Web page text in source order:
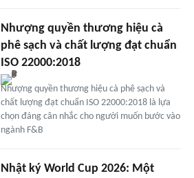
Nhượng quyền thương hiệu cà
phê sạch và chất lượng đạt chuẩn
ISO 22000:2018
Nhượng quyền thương hiệu cà phê sạch và
chất lượng đạt chuẩn ISO 22000:2018 là lựa
chọn đáng cân nhắc cho người muốn bước vào
ngành F&B
Nhật ký World Cup 2026: Một